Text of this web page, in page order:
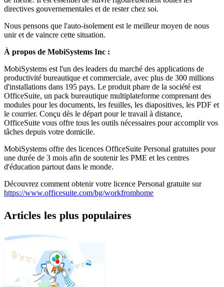
directives gouvernementales et de rester chez soi.
Nous pensons que l'auto-isolement est le meilleur moyen de nous
unir et de vaincre cette situation.
À propos de MobiSystems Inc :
MobiSystems est l'un des leaders du marché des applications de
productivité bureautique et commerciale, avec plus de 300 millions
d'installations dans 195 pays. Le produit phare de la société est
OfficeSuite, un pack bureautique multiplateforme comprenant des
modules pour les documents, les feuilles, les diapositives, les PDF et
le courrier. Conçu dès le départ pour le travail à distance,
OfficeSuite vous offre tous les outils nécessaires pour accomplir vos
tâches depuis votre domicile.
MobiSystems offre des licences OfficeSuite Personal gratuites pour
une durée de 3 mois afin de soutenir les PME et les centres
d'éducation partout dans le monde.
Découvrez comment obtenir votre licence Personal gratuite sur
https://www.officesuite.com/bg/workfromhome
Articles les plus populaires